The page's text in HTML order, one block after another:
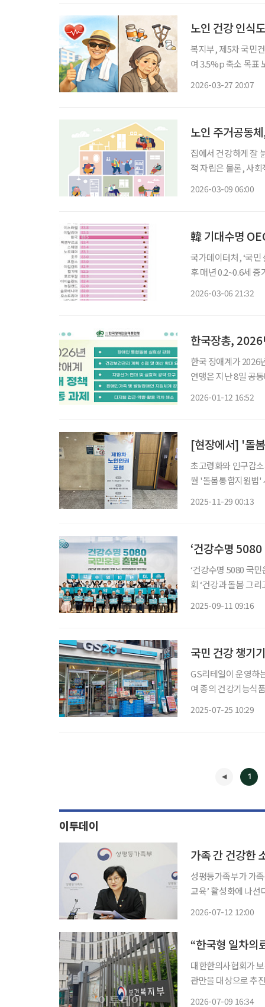
노인 건강 인식
복지부, 제5차 국민건강증진종합계획
여 3.5%p 축소 목표 노인들의 주관적 건강 인식이 소득 수준에 따라 양극화되고 있는 것으로
2026-03-27 20:07
노인 주거공동
집에서 건강하게 잘
적 자립은 물론, 사
2026-03-09 06:00
韓 기대수명
국가데이터처, ‘국
후 매년 0.2~0.6세 증가 우리나라의 기대수명이 38개 경제협력개발기구(OECD) 국
2026-03-06 21:32
한국장총, 2026
한국 장애계가 2026
연맹은 지난 8일 공
2026-01-12 16:52
초고령화와 인구감
월 '돌봄통합지원법'
2025-11-29 00:13
‘건강수명
‘건강수명 5080 국
회 ‘건강과 돌봄 그
2025-09-11 09:16
국민 건강 챙기
GS리테일이 운영하
여 종의 건강기능식
2025-07-25 10:29
1
이투데이
가족 간 건강한
성평등가족부가 가
교육’ 활성화에 나선다. 성평등가족부와 한국건강가정진흥원은 매월 셋째 주를 ‘
2026-07-12 12:00
대한한의사협회가
관만을 대상으로 추
2026-07-09 16:34